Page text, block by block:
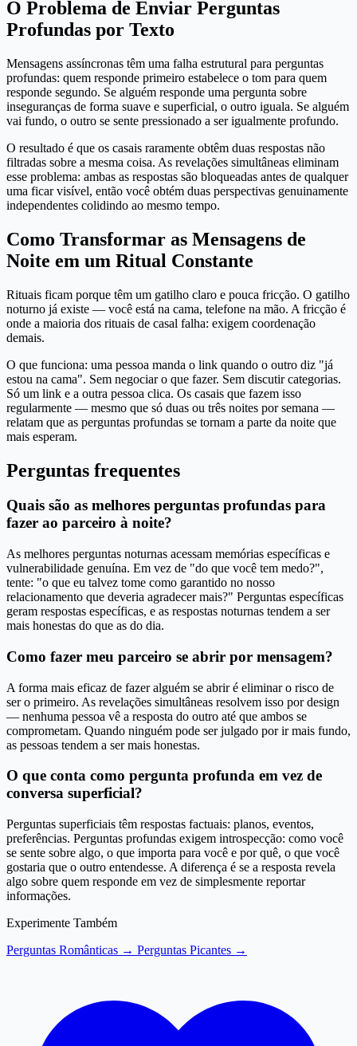
O Problema de Enviar Perguntas
Profundas por Texto
Mensagens assíncronas têm uma falha estrutural para perguntas
profundas: quem responde primeiro estabelece o tom para quem
responde segundo. Se alguém responde uma pergunta sobre
inseguranças de forma suave e superficial, o outro iguala. Se alguém
vai fundo, o outro se sente pressionado a ser igualmente profundo.
O resultado é que os casais raramente obtêm duas respostas não
filtradas sobre a mesma coisa. As revelações simultâneas eliminam
esse problema: ambas as respostas são bloqueadas antes de qualquer
uma ficar visível, então você obtém duas perspectivas genuinamente
independentes colidindo ao mesmo tempo.
Como Transformar as Mensagens de
Noite em um Ritual Constante
Rituais ficam porque têm um gatilho claro e pouca fricção. O gatilho
noturno já existe — você está na cama, telefone na mão. A fricção é
onde a maioria dos rituais de casal falha: exigem coordenação
demais.
O que funciona: uma pessoa manda o link quando o outro diz "já
estou na cama". Sem negociar o que fazer. Sem discutir categorias.
Só um link e a outra pessoa clica. Os casais que fazem isso
regularmente — mesmo que só duas ou três noites por semana —
relatam que as perguntas profundas se tornam a parte da noite que
mais esperam.
Perguntas frequentes
Quais são as melhores perguntas profundas para
fazer ao parceiro à noite?
As melhores perguntas noturnas acessam memórias específicas e
vulnerabilidade genuína. Em vez de "do que você tem medo?",
tente: "o que eu talvez tome como garantido no nosso
relacionamento que deveria agradecer mais?" Perguntas específicas
geram respostas específicas, e as respostas noturnas tendem a ser
mais honestas do que as do dia.
Como fazer meu parceiro se abrir por mensagem?
A forma mais eficaz de fazer alguém se abrir é eliminar o risco de
ser o primeiro. As revelações simultâneas resolvem isso por design
— nenhuma pessoa vê a resposta do outro até que ambos se
comprometam. Quando ninguém pode ser julgado por ir mais fundo,
as pessoas tendem a ser mais honestas.
O que conta como pergunta profunda em vez de
conversa superficial?
Perguntas superficiais têm respostas factuais: planos, eventos,
preferências. Perguntas profundas exigem introspecção: como você
se sente sobre algo, o que importa para você e por quê, o que você
gostaria que o outro entendesse. A diferença é se a resposta revela
algo sobre quem responde em vez de simplesmente reportar
informações.
Experimente Também
Perguntas Românticas → Perguntas Picantes →